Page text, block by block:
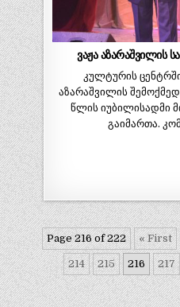
ვაჟა აზარაშვილის
კულტურის
აზარაშვილის
წლის იუბილისადმი
გაიმართა.
Page 216 of 222 « First
214 215 216 217